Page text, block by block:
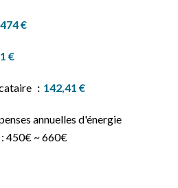
474 €
€
142,41 €
annuelles d'énergie
450€ ~ 660€